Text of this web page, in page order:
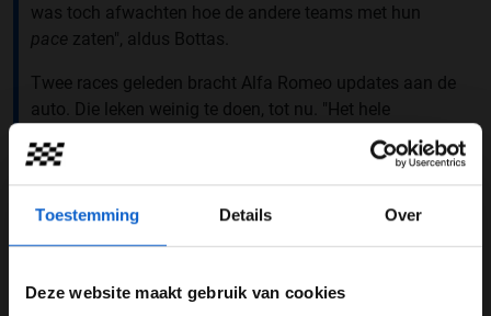
Toestemming Details Over
Deze website maakt gebruik van cookies
was toch afwachten hoe de andere teams met hun
pace zaten", aldus Bottas.
Twee races geleden bracht Alfa Romeo updates aan de
auto. Die leken weinig te doen, tot nu. "Het hele
weekend functioneert de auto geweldig. We hebben
zelfs door het weekend heen wat gewonnen. Wellicht
dat de updates die we twee races terug hebben
toegepast hier goed werken."